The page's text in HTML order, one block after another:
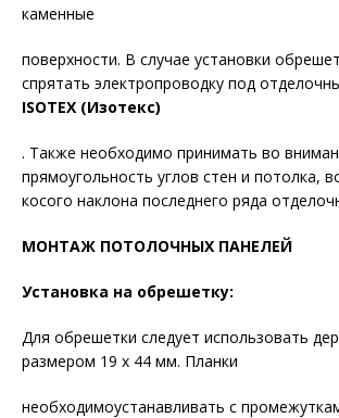
каменные
поверхности. В случае установки
спрятать электропроводку под
ISOTEX (Изотекс)
. Также необходимо принимать во
прямоугольность углов стен и потолка,
косого наклона последнего ряда
МОНТАЖ ПОТОЛОЧНЫХ ПАНЕЛЕЙ
Установка на обрешетку:
Для обрешетки следует использовать
размером 19 х 44 мм. Планки
необходимоустанавливать с